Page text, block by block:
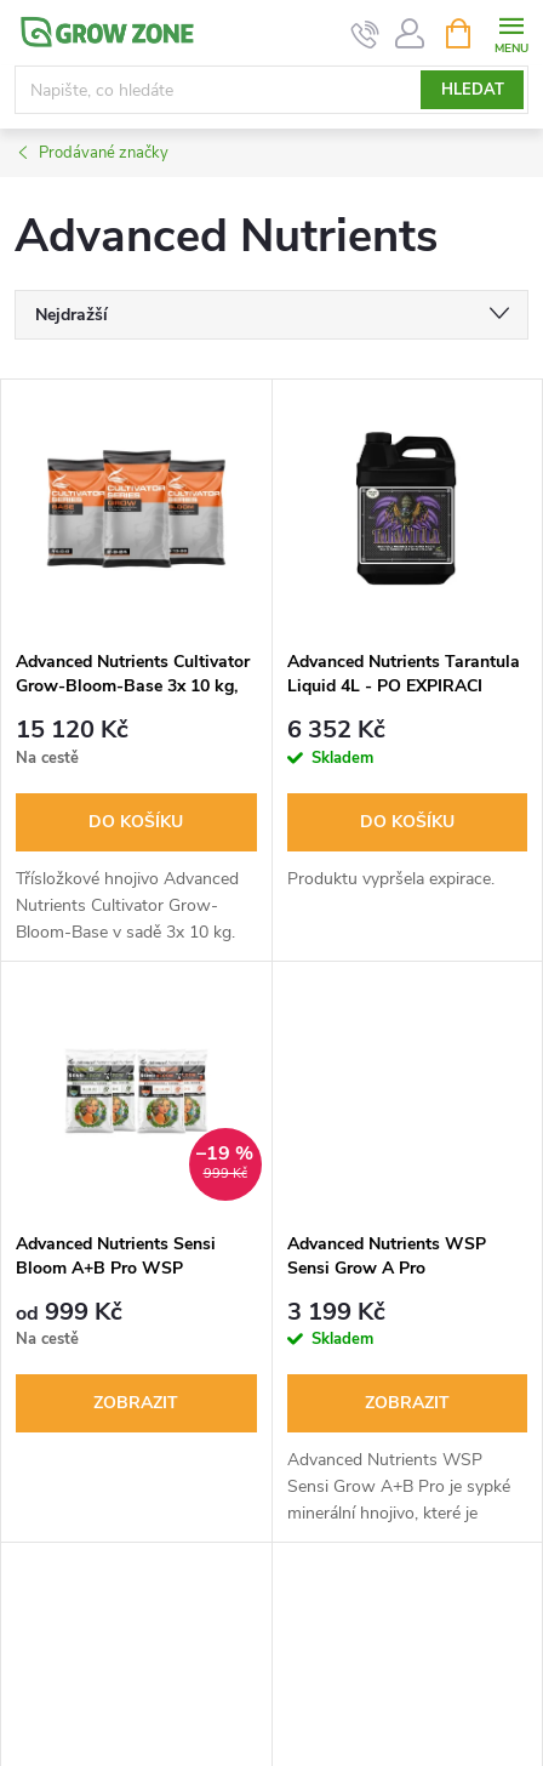
Přejít
obsah
HLEDAT
NÁKUPNÍ
KOŠÍK
Prodávané značky
Advanced Nutrients
Ř
a
p
r
o
d
u
Nejdražší
Abecedně
s
p
r
d
u
Advanced Nutrients Cultivator
Grow-Bloom-Base 3x 10 kg,
15 120 Kč
Na cestě
DO KOŠÍKU
Třísložkové hnojivo Advanced
Nutrients Cultivator Grow-
Bloom-Base v sadě 3x 10 kg.
Advanced Nutrients Tarantula
Liquid 4L - PO EXPIRACI
6 352 Kč
Skladem
DO KOŠÍKU
Produktu vypršela expirace.
999 Kč
–19 %
Advanced Nutrients Sensi
Bloom A+B Pro WSP
od 999 Kč
Na cestě
ZOBRAZIT
Advanced Nutrients WSP
Sensi Grow A Pro
3 199 Kč
Skladem
ZOBRAZIT
Advanced Nutrients WSP
Sensi Grow A+B Pro je sypké
minerální hnojivo, které je
navrženo speciálně pro růstové